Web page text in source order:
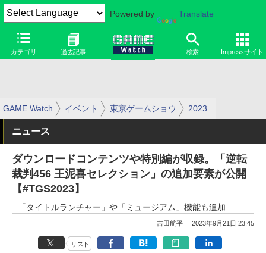
Powered by Translate
カテゴリ 過去記事 検索 Impressサイト
GAME Watch イベント 東京ゲームショウ 2023
ニュース
ダウンロードコンテンツや特別編が収録。「逆転
裁判456 王泥喜セレクション」の追加要素が公開
【#TGS2023】
「タイトルランチャー」や「ミュージアム」機能も追加
吉田航平 2023年9月21日 23:45
リスト